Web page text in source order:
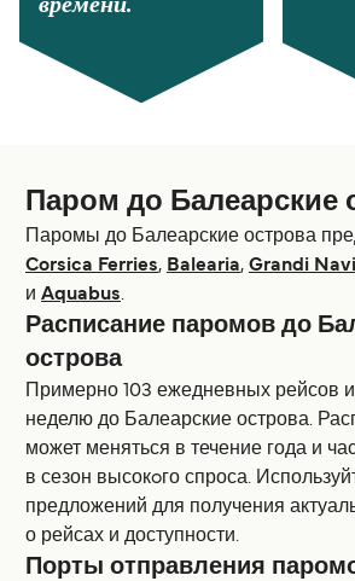
Паром до Балеарские
Паромы до Балеарские острова
Corsica Ferries, Balearia, Grandi
и Aquabus.
Расписание паромов до
острова
Примерно 103 ежедневных рейсов
неделю до Балеарские острова.
может меняться в течение года и
в сезон высокoго спроса.
предложений для получения
о рейсах и доступности.
Порты отправления